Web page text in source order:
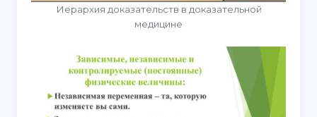
Иерархия доказательств в доказательной
медицине